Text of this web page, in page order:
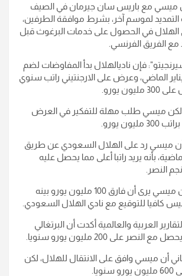
ميسي مع باريس سان جيرمان في الصيف
التمديد لموسم آخر، بشرط موافقة الطرفين،
في الحصول على خدمات البرغوث قبل
مع الفريق الفرنسي.
فإن ناديالهلال بدأ المفاوضات لضم
الماضي، وعرض على الارجنتيني راتب سنوي
يورو.
ولكن ميسي طلب مهلة للتفكير في العرض
يورو.
أن ميسي رد على الهلال السعودي عن طريق
بأنه يريد راتبا أعلى مما يحصل عليه
النصر.
وتابع البرنامج إلى أن ميسي يرى أن فارق 100 مليون يورو بينه
كافيا للتوقيع مع نادي الهلال السعودي.
العربية والعالمية أكدت أن البرتغالي
على 200 مليون يورو سنويا.
أن ميسي وافق على الانتقال للهلال، لكن